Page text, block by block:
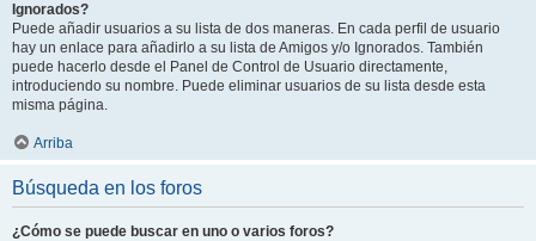
Ignorados?
Puede añadir usuarios a su lista de dos maneras. En cada perfil de usuario
hay un enlace para añadirlo a su lista de Amigos y/o Ignorados. También
puede hacerlo desde el Panel de Control de Usuario directamente,
introduciendo su nombre. Puede eliminar usuarios de su lista desde esta
misma página.
Arriba
Búsqueda en los foros
¿Cómo se puede buscar en uno o varios foros?